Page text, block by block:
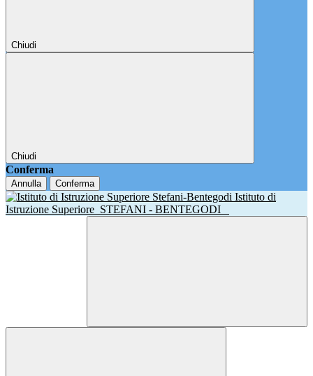
Chiudi
Chiudi
Conferma
Annulla Conferma
Istituto di
Istruzione Superiore STEFANI - BENTEGODI